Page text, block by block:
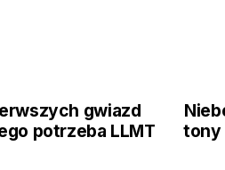
tony
gwiazd
potrzeba LLMT